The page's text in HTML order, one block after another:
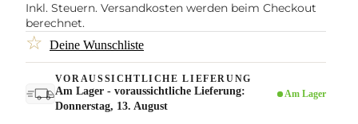
Inkl. Steuern. Versandkosten werden beim Checkout
berechnet.
☆ Deine Wunschliste
VORAUSSICHTLICHE LIEFERUNG
Am Lager - voraussichtliche Lieferung:
Donnerstag, 13. August
Am Lager